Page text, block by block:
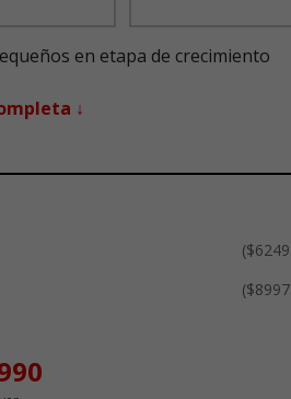
en etapa de crecimiento
↓
$6249
$8997